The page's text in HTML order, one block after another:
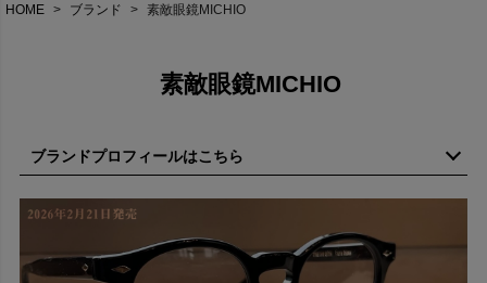
HOME ブランド 素敵眼鏡MICHIO
素敵眼鏡MICHIO
ブランドプロフィールはこちら
素敵眼鏡MICHIO ブランドコンセプト
横浜にある vintage 眼鏡屋、素敵眼鏡MICHIO と C.D./ 音楽プロ
デューサーの庄司信也で賄う眼鏡レーベル。